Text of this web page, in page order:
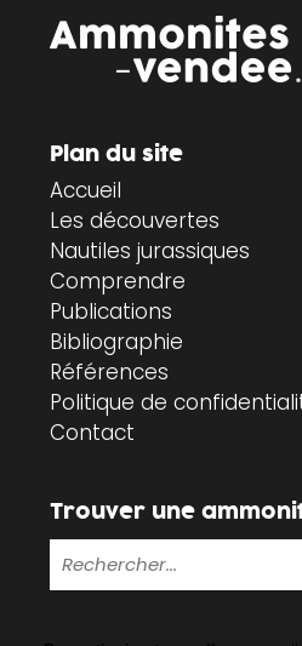
Plan du site
Accueil
Les découvertes
Nautiles jurassiques
Comprendre
Publications
Bibliographie
Références
Politique de
Contact
Trouver une